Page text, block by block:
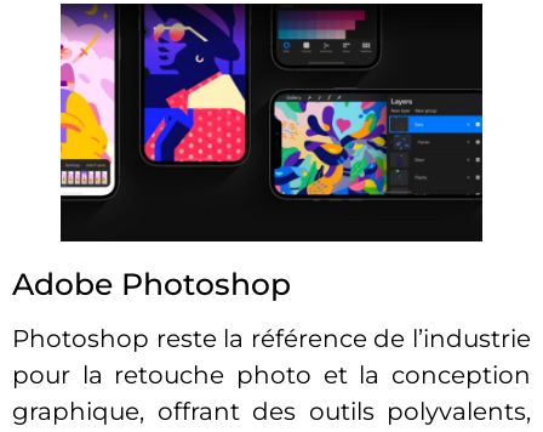
Adobe Photoshop
Photoshop reste la référence de l’industrie
pour la retouche photo et la conception
graphique, offrant des outils polyvalents,